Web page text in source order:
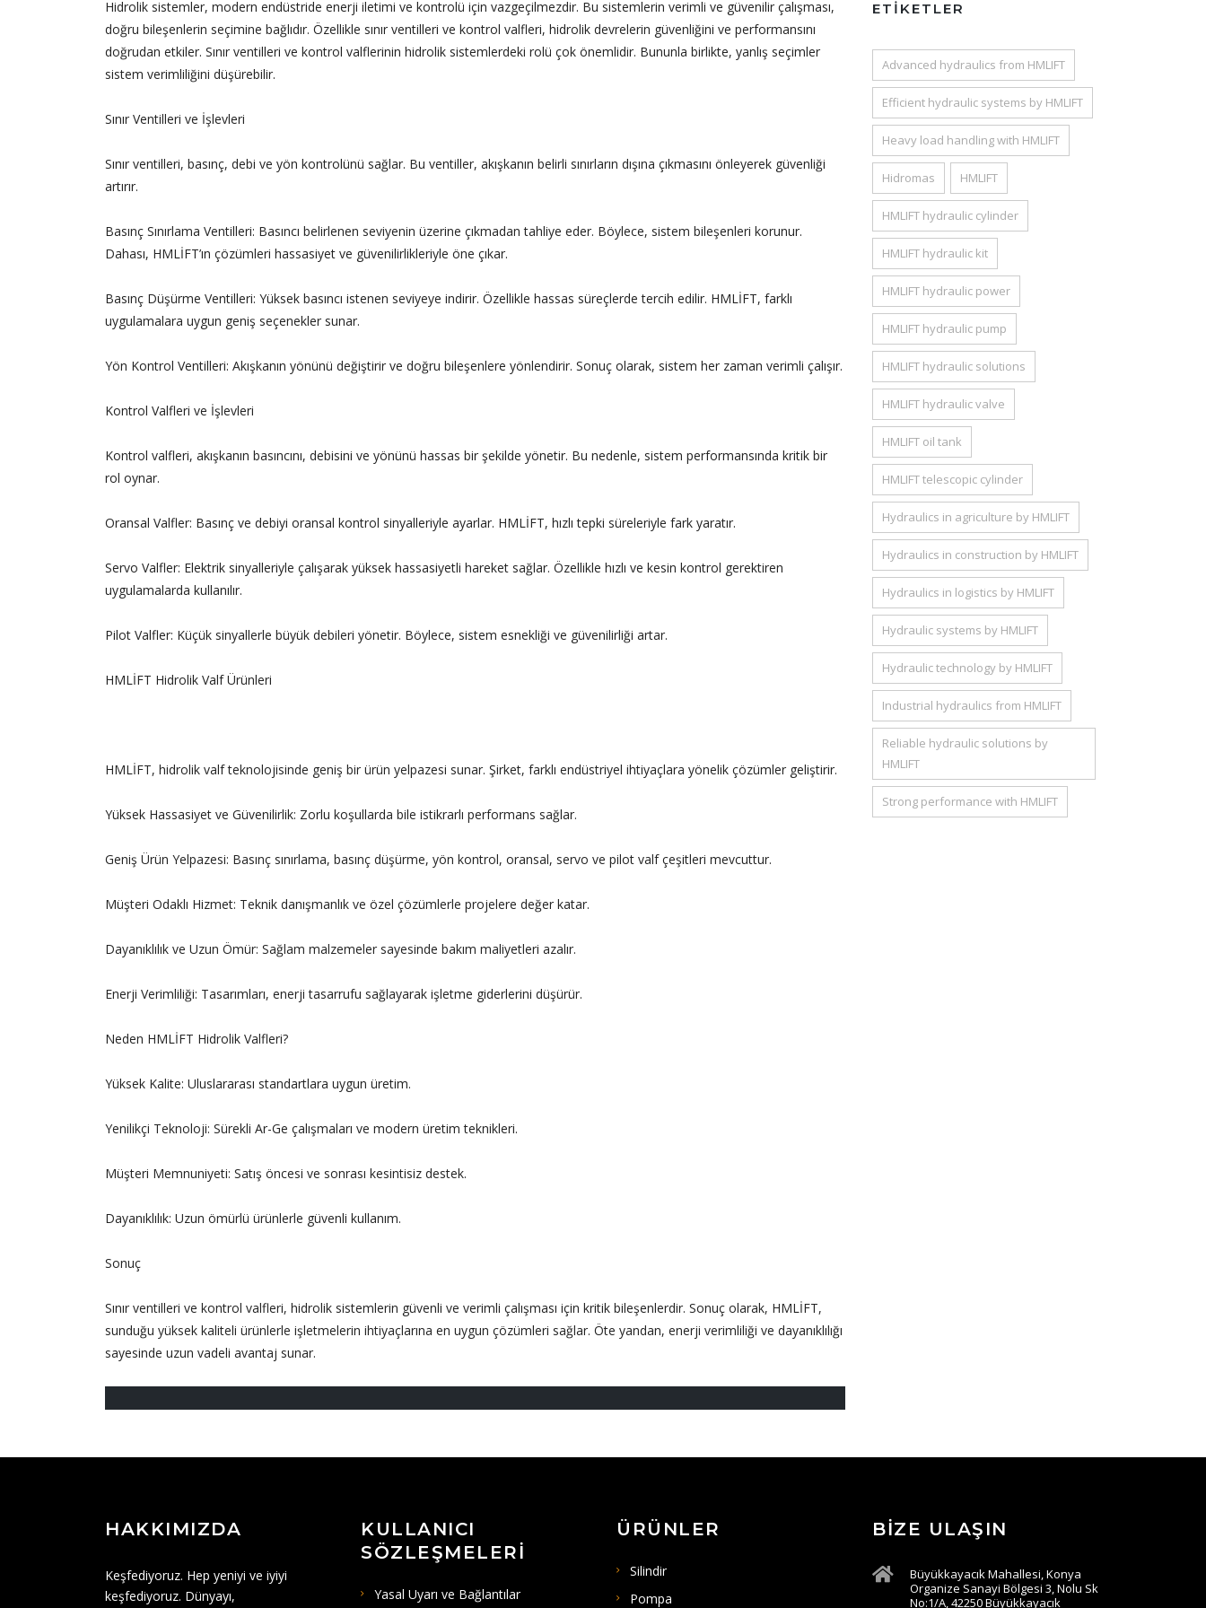
Hidrolik sistemler, modern endüstride enerji iletimi ve kontrolü için vazgeçilmezdir. Bu sistemlerin verimli ve güvenilir çalışması,
doğru bileşenlerin seçimine bağlıdır. Özellikle sınır ventilleri ve kontrol valfleri, hidrolik devrelerin güvenliğini ve performansını
doğrudan etkiler. Sınır ventilleri ve kontrol valflerinin hidrolik sistemlerdeki rolü çok önemlidir. Bununla birlikte, yanlış seçimler
sistem verimliliğini düşürebilir.
Sınır Ventilleri ve İşlevleri
Sınır ventilleri, basınç, debi ve yön kontrolünü sağlar. Bu ventiller, akışkanın belirli sınırların dışına çıkmasını önleyerek güvenliği
artırır.
Basınç Sınırlama Ventilleri: Basıncı belirlenen seviyenin üzerine çıkmadan tahliye eder. Böylece, sistem bileşenleri korunur.
Dahası, HMLİFT’ın çözümleri hassasiyet ve güvenilirlikleriyle öne çıkar.
Basınç Düşürme Ventilleri: Yüksek basıncı istenen seviyeye indirir. Özellikle hassas süreçlerde tercih edilir. HMLİFT, farklı
uygulamalara uygun geniş seçenekler sunar.
Yön Kontrol Ventilleri: Akışkanın yönünü değiştirir ve doğru bileşenlere yönlendirir. Sonuç olarak, sistem her zaman verimli çalışır.
Kontrol Valfleri ve İşlevleri
Kontrol valfleri, akışkanın basıncını, debisini ve yönünü hassas bir şekilde yönetir. Bu nedenle, sistem performansında kritik bir
rol oynar.
Oransal Valfler: Basınç ve debiyi oransal kontrol sinyalleriyle ayarlar. HMLİFT, hızlı tepki süreleriyle fark yaratır.
Servo Valfler: Elektrik sinyalleriyle çalışarak yüksek hassasiyetli hareket sağlar. Özellikle hızlı ve kesin kontrol gerektiren
uygulamalarda kullanılır.
Pilot Valfler: Küçük sinyallerle büyük debileri yönetir. Böylece, sistem esnekliği ve güvenilirliği artar.
HMLİFT Hidrolik Valf Ürünleri
HMLİFT, hidrolik valf teknolojisinde geniş bir ürün yelpazesi sunar. Şirket, farklı endüstriyel ihtiyaçlara yönelik çözümler geliştirir.
Yüksek Hassasiyet ve Güvenilirlik: Zorlu koşullarda bile istikrarlı performans sağlar.
Geniş Ürün Yelpazesi: Basınç sınırlama, basınç düşürme, yön kontrol, oransal, servo ve pilot valf çeşitleri mevcuttur.
Müşteri Odaklı Hizmet: Teknik danışmanlık ve özel çözümlerle projelere değer katar.
Dayanıklılık ve Uzun Ömür: Sağlam malzemeler sayesinde bakım maliyetleri azalır.
Enerji Verimliliği: Tasarımları, enerji tasarrufu sağlayarak işletme giderlerini düşürür.
Neden HMLİFT Hidrolik Valfleri?
Yüksek Kalite: Uluslararası standartlara uygun üretim.
Yenilikçi Teknoloji: Sürekli Ar-Ge çalışmaları ve modern üretim teknikleri.
Müşteri Memnuniyeti: Satış öncesi ve sonrası kesintisiz destek.
Dayanıklılık: Uzun ömürlü ürünlerle güvenli kullanım.
Sonuç
Sınır ventilleri ve kontrol valfleri, hidrolik sistemlerin güvenli ve verimli çalışması için kritik bileşenlerdir. Sonuç olarak, HMLİFT,
sunduğu yüksek kaliteli ürünlerle işletmelerin ihtiyaçlarına en uygun çözümleri sağlar. Öte yandan, enerji verimliliği ve dayanıklılığı
sayesinde uzun vadeli avantaj sunar.
ETIKETLER
Advanced hydraulics from HMLIFT
Efficient hydraulic systems by HMLIFT
Heavy load handling with HMLIFT
Hidromas HMLIFT
HMLIFT hydraulic cylinder
HMLIFT hydraulic kit
HMLIFT hydraulic power
HMLIFT hydraulic pump
HMLIFT hydraulic solutions
HMLIFT hydraulic valve
HMLIFT oil tank
HMLIFT telescopic cylinder
Hydraulics in agriculture by HMLIFT
Hydraulics in construction by HMLIFT
Hydraulics in logistics by HMLIFT
Hydraulic systems by HMLIFT
Hydraulic technology by HMLIFT
Industrial hydraulics from HMLIFT
Reliable hydraulic solutions by
HMLIFT
Strong performance with HMLIFT
HAKKIMIZDA
Keşfediyoruz. Hep yeniyi ve iyiyi
keşfediyoruz. Dünyayı,
KULLANICI
SÖZLEŞMELERI
Yasal Uyarı ve Bağlantılar
ÜRÜNLER
Silindir
Pompa
BIZE ULAŞIN
Büyükkayacık Mahallesi, Konya
Organize Sanayi Bölgesi 3, Nolu Sk
No:1/A, 42250 Büyükkayacık